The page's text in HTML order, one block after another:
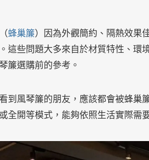
蜂巢簾）因為外觀簡約、隔熱效果
這些問題大多來自於材質特性、環
簾選購前的參考。
到風琴簾的朋友，應該都會被蜂巢
全開等模式，能夠依照生活實際需